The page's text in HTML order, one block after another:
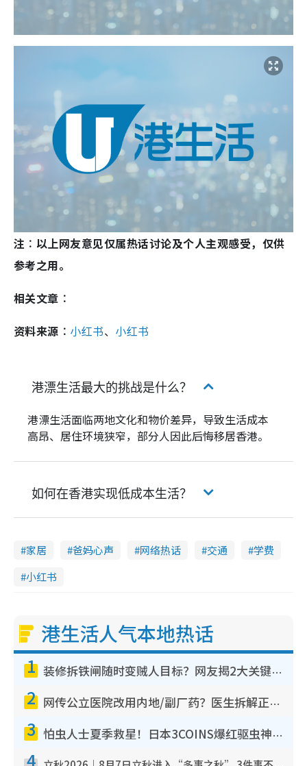
注︰以上网友意见仅属热话讨论及个人主观感受，仅供
参考之用。
相关文章︰
资料来源︰ 小红书、 小红书
港漂生活最大的挑战是什么？
港漂生活面临两地文化和物价差异，导致生活成本
高昂、居住环境狭窄，部分人因此后悔移居香港。
如何在香港实现低成本生活？
家居 爸妈心声 网络热话 交通
学费
小红书
港生活人气本地热话
1 装修拆铁闸随时变贼人目标？网友揭2大关键用途：装新款等于白装？附新旧铁闸分别
2 网传公立医院改用内地/副厂药？医生拆解正副厂分别，揭4类人换药随时出事
3 怕虫人士夏季救星！日本3COINS爆红驱虫神器$45起 1招“全程免触碰”轻松搞定小强
4